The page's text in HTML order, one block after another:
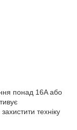
понад 16A або
техніку